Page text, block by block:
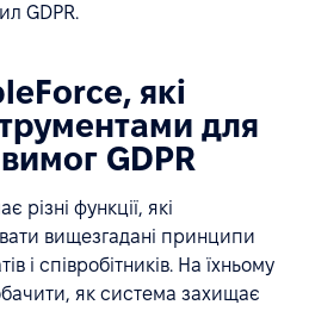
GDPR.
які
для
GDPR
функції, які
вищезгадані принципи
і співробітників. На їхньому
як система захищає